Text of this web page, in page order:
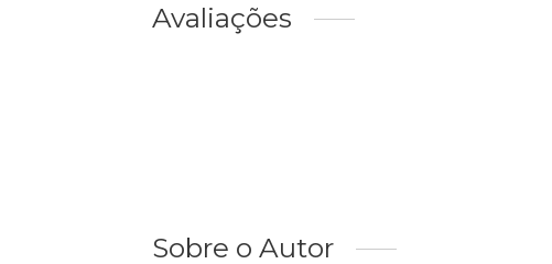
Avaliações
Sobre o Autor